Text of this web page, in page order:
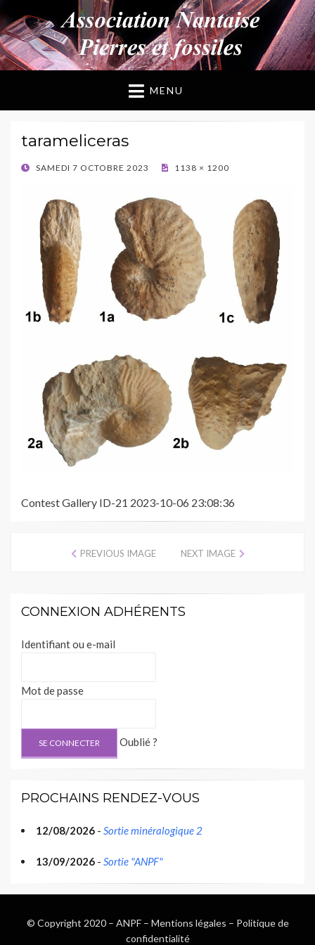
ANPF
Association Nantaise Pierres et Fossiles
MENU
tarameliceras
POSTED
SAMEDI 7 OCTOBRE 2023 1138 × 1200
Contest Gallery ID-21 2023-10-06 23:08:36
PREVIOUS IMAGE NEXT IMAGE
CONNEXION ADHÉRENTS
Identifiant ou e-mail
Mot de passe
Oublié ?
PROCHAINS RENDEZ-VOUS
12/08/2026 - Sortie minéralogique 2
13/09/2026 - Sortie "ANPF"
© Copyright 2020 – ANPF– Mentions légales – Politique de
confidentialité